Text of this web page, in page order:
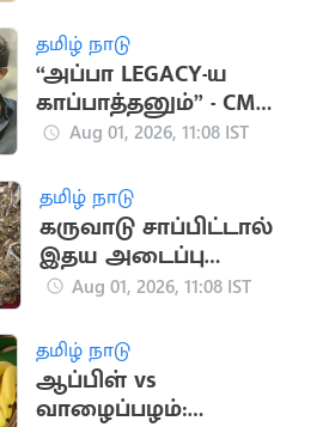
விஜயகாந்த் காட்டம்
தமிழ் நாடு
“அப்பா LEGACY-ய
காப்பாத்தனும்” - CM
விஜய் மகன் ஜேசன்
Aug 01, 2026, 11:08 IST
தமிழ் நாடு
கருவாடு சாப்பிட்டால்
இதய அடைப்பு
ஏற்படுமா: ஷாக் தகவல்
Aug 01, 2026, 11:08 IST
தமிழ் நாடு
ஆப்பிள் vs
வாழைப்பழம்: